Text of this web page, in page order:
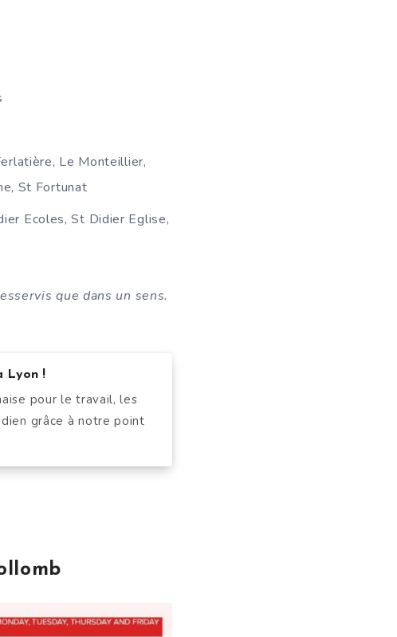
Le Monteillier,
St Fortunat
Ecoles, St Didier Eglise,
que dans un sens.
Lyon !
pour le travail, les
grâce à notre point